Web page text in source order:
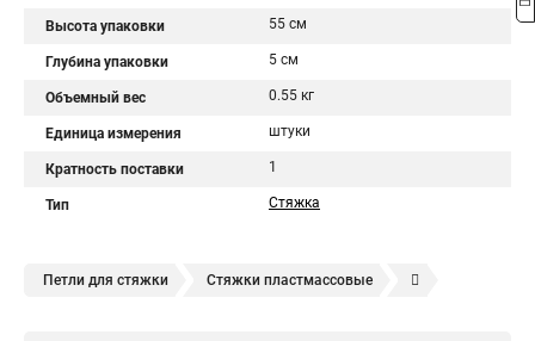
Высота упаковки 55 см
Глубина упаковки 5 см
Объемный вес 0.55 кг
Единица измерения штуки
Кратность поставки 1
Тип Стяжка
Петли для стяжки Стяжки пластмассовые